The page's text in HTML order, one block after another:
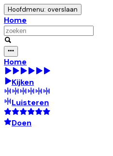
Hoofdmenu: overslaan
Home
Home
Kijken
Luisteren
Doen